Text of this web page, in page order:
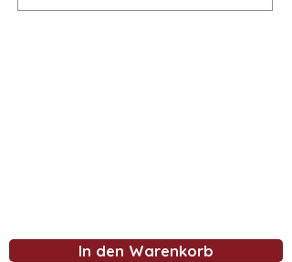
In den Warenkorb